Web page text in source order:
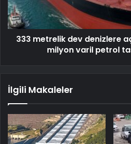
333 metrelik dev denizlere
milyon varil petrol
İlgili Makaleler